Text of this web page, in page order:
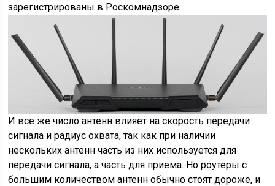
зарегистрированы в Роскомнадзоре.
И все же число антенн влияет на скорость передачи
сигнала и радиус охвата, так как при наличии
нескольких антенн часть из них используется для
передачи сигнала, а часть для приема. Но роутеры с
большим количеством антенн обычно стоят дороже, и